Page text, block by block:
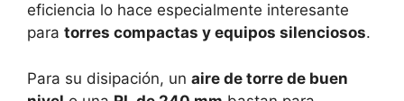
eficiencia lo hace especialmente interesante
para torres compactas y equipos silenciosos.
Para su disipación, un aire de torre de buen